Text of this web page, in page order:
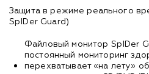
Защита в режиме реального
SpIDer Guard)
Файловый монитор SpIDer
постоянный мониторинг
перехватывает «на лету»